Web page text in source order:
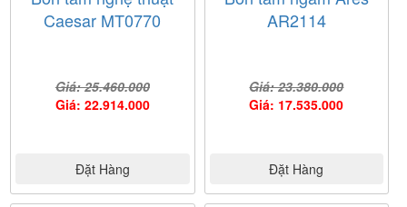
Caesar MT0770
Giá: 25.460.000
Giá: 22.914.000
Đặt Hàng
AR2114
Giá: 23.380.000
Giá: 17.535.000
Đặt Hàng